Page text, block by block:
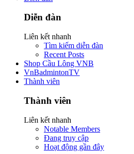
Diễn đàn
Liên kết nhanh
Tìm kiếm diễn đàn
Recent Posts
Shop Cầu Lông VNB
VnBadmintonTV
Thành viên
Thành viên
Liên kết nhanh
Notable Members
Đang truy cập
Hoạt động gần đây